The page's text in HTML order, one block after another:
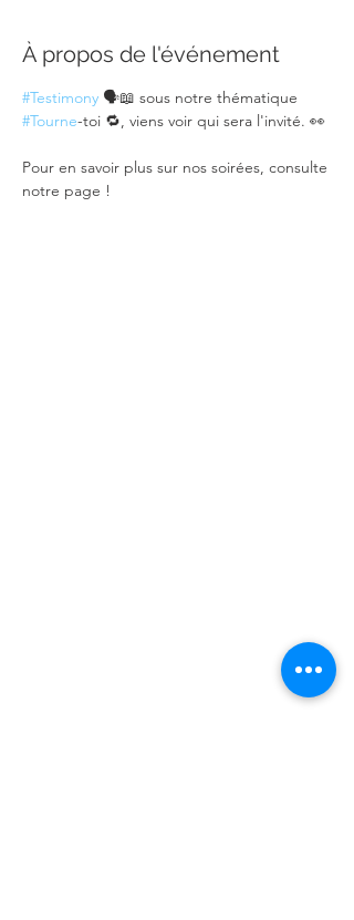
À propos de l'événement
#Testimony 🗣️📖 sous notre thématique
#Tourne-toi 🔁, viens voir qui sera l'invité. 👀
Pour en savoir plus sur nos soirées, consulte
notre page !